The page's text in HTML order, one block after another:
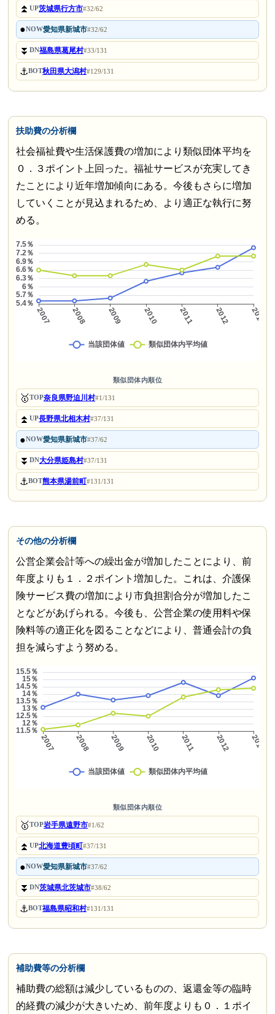
⏫UP茨城県行方市#32/62
●NOW愛知県新城市#32/62
⏬DN福島県葛尾村#33/131
⚓BOT秋田県大潟村#129/131
扶助費の分析欄
社会福祉費や生活保護費の増加により類似団体平均を
０．３ポイント上回った。福祉サービスが充実してき
たことにより近年増加傾向にある。今後もさらに増加
していくことが見込まれるため、より適正な執行に努
める。
類似団体内順位
🥇TOP奈良県野迫川村#1/131
⏫UP長野県北相木村#37/131
●NOW愛知県新城市#37/62
⏬DN大分県姫島村#37/131
⚓BOT熊本県湯前町#131/131
その他の分析欄
公営企業会計等への繰出金が増加したことにより、前
年度よりも１．２ポイント増加した。これは、介護保
険サービス費の増加により市負担割合分が増加したこ
となどがあげられる。今後も、公営企業の使用料や保
険料等の適正化を図ることなどにより、普通会計の負
担を減らすよう努める。
類似団体内順位
🥇TOP岩手県遠野市#1/62
⏫UP北海道豊頃町#37/131
●NOW愛知県新城市#37/62
⏬DN茨城県北茨城市#38/62
⚓BOT福島県昭和村#131/131
補助費等の分析欄
補助費の総額は減少しているものの、返還金等の臨時
的経費の減少が大きいため、前年度よりも０．１ポイ